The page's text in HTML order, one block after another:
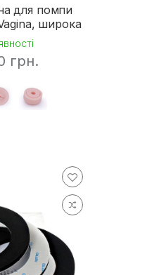
для помпи
широка
грн.